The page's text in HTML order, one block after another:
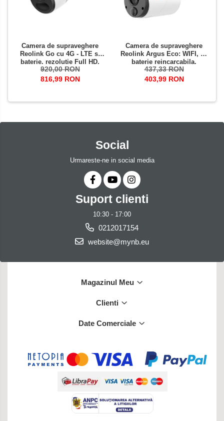
Camera de supraveghere
Reolink Go cu 4G - LTE si
baterie, rezolutie Full HD,
senzor de miscare,
avertizare miscare pe email
920,00 RON
816,99 RON
Camera de supraveghere
Reolink Argus Eco: WIFI, cu
baterie reincarcabila,
rezolutie Full HD, senzor de
miscare, avertizare miscare
437,33 RON
403,99 RON
Social
Urmareste-ne in social media
Suport clienti
10:30 - 17:00
0212017154
website@mynb.eu
Magazinul Meu
Clienti
Date Comerciale